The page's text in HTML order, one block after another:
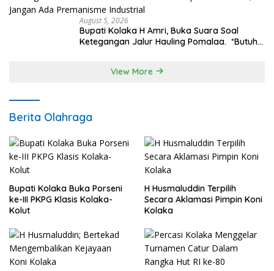
August 5, 2026
Bupati Kolaka H Amri, Buka Suara Soal
Ketegangan Jalur Hauling Pomalaa. *Butuh
View More
Berita Olahraga
Bupati Kolaka Buka Porseni
ke-III PKPG Klasis Kolaka-
Kolut
H Husmaluddin Terpilih
Secara Aklamasi Pimpin Koni
Kolaka